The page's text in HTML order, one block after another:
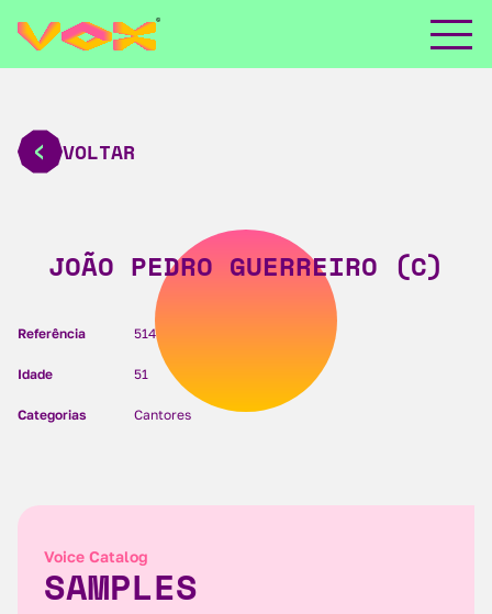
VOLTAR
JOÃO PEDRO GUERREIRO (C)
Referência 514
Idade 51
Categorias Cantores
Voice Catalog
SAMPLES